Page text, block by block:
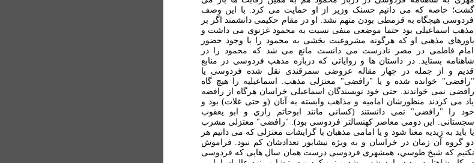
گشت؛ خاصه که می دانيم حسنک وزير از او حمايت می کرد. با اين وصف
فردوسی هيچگاه به قرمطی بودن متهم نشد. او در مقام حکيمی دانشمند اگر بر
مذهب اسماعيلی بود حتما موضعی منفی نسبت به محمود غزنوی می داشت و
باورهای مذهبی او که هرگونه مشروعيت بخشی به محمود را با وجود حضور
امام فاطمی در مصر نادرست می دانست مانع می شد که محمود را در
شاهنامه بستايد. در داستان ها و رواياتی که درباره مذهب فردوسی در منابع
قديم و از جمله در چهار مقاله عروضی سمرقندی نقل شده فردوسی يا
"رافضی" خوانده شده و يا "رافضی" معتزلی مذهب. اسماعيليه را هيچ گاه
رافضی نمی خواندند. حتی خود نويسندگان اسماعيلی خراسان هرگاه از رافضه
ياد می کردند منظورشان اماميه و مذاهب وابسته به آنان (و حتی غلات) بود و
خود را "رافضی" نمی دانستند (کسانی مانند ابوحاتم رازي و ابو يعقوب
سجستانی. اين دومی معاصر کهنسالتر فردوسی بود). "رافضی" معتزلی مشرب
يا بايد به زيديه معنا شود و يا امامی مذهبان با گرايشات معتزلی که می دانيم هر
دو گروه آن زمان در خراسان و به ويژه نيشابور تعدادشان کم نبود. فراموش
نکنيم که شيخ طوسي، همشهری فردوسی درست همان سال هایی که فردوسی